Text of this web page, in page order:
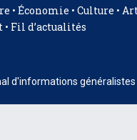
• Économie • Culture •
• Fil d’actualités
d'informations généralistes